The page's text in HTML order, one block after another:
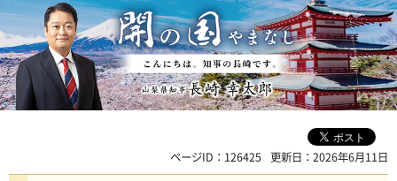
ページID：126425 更新日：2026年6月11日